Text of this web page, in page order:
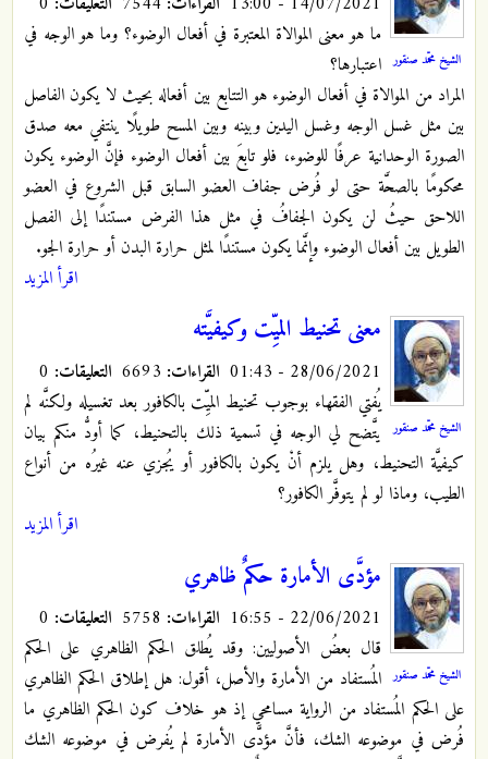
الشيخ محمّد صنقور
ما هو معنى الموالاة المعتبرة في أفعال الوضوء؟ وما هو الوجه في
اعتبارها؟
المراد من الموالاة في أفعال الوضوء هو التتابع بين أفعاله بحيث لا يكون الفاصل
بين مثل غسل الوجه وغسل اليدين وبينه وبين المسح طويلًا ينتفي معه صدق
الصورة الوحدانية عرفًا للوضوء، فلو تابعَ بين أفعال الوضوء فإنَّ الوضوء يكون
محكومًا بالصحَّة حتى لو فُرض جفاف العضو السابق قبل الشروع في العضو
اللاحق حيثُ لن يكون الجفافُ في مثل هذا الفرض مستندًا إلى الفصل
الطويل بين أفعال الوضوء وإنَّما يكون مستندًا لمثل حرارة البدن أو حرارة الجو.
اقرأ المزيد
الشيخ محمّد صنقور
معنى تحنيط الميِّت وكيفيَّته
28/06/2021 - 01:43 القراءات: التعليقات:
يُفتي الفقهاء بوجوب تحنيط الميِّت بالكافور بعد تغسيله ولكنَّه لم
يتَّضح لي الوجه في تسمية ذلك بالتحنيط، كما أودُّ منكم بيان
كيفيَّة التحنيط، وهل يلزم أنْ يكون بالكافور أو يُجزي عنه غيرُه من أنواع
الطيب، وماذا لو لم يتوفَّر الكافور؟
اقرأ المزيد
الشيخ محمّد صنقور
مؤدَّى الأمارة حكمٌ ظاهري
22/06/2021 - 16:55 القراءات: التعليقات:
قال بعضُ الأصوليين: وقد يُطلق الحكم الظاهري على الحكم
المُستفاد من الأمارة والأصل، أقول: هل إطلاق الحكم الظاهري
على الحكم المُستفاد من الرواية مسامحي إذ هو خلاف كون الحكم الظاهري ما
فُرض في موضوعه الشك، فأنَّ مؤدَّى الأمارة لم يُفرض في موضوعه الشك